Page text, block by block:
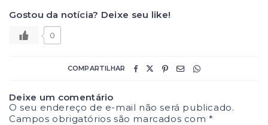
Gostou da notícia? Deixe seu like!
0
COMPARTILHAR
Deixe um comentário
O seu endereço de e-mail não será publicado.
Campos obrigatórios são marcados com*